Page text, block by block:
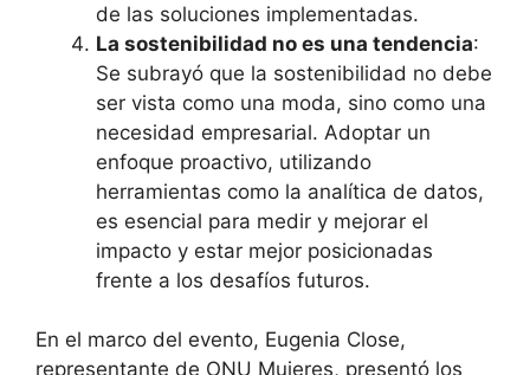
de las soluciones implementadas.
La sostenibilidad no es una tendencia:
Se subrayó que la sostenibilidad no debe
ser vista como una moda, sino como una
necesidad empresarial. Adoptar un
enfoque proactivo, utilizando
herramientas como la analítica de datos,
es esencial para medir y mejorar el
impacto y estar mejor posicionadas
frente a los desafíos futuros.
En el marco del evento, Eugenia Close,
representante de ONU Mujeres, presentó los